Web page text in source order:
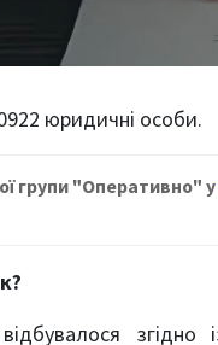
юридичні особи.
групи "Оперативно" у
згідно